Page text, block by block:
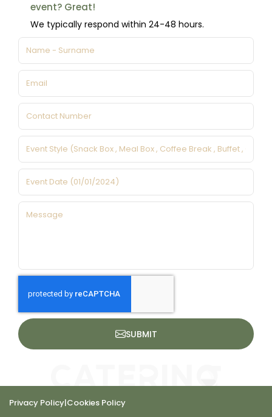
event? Great!
We typically respond within 24-48 hours.
SUBMIT
Privacy Policy|Cookies Policy